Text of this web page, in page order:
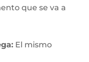
que se va a
El mismo